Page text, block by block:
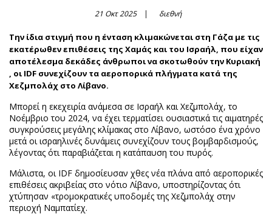
21 Οκτ 2025 διεθνή
Την ίδια στιγμή που η ένταση κλιμακώνεται στη Γάζα με τις
εκατέρωθεν επιθέσεις της Χαμάς και του Ισραήλ, που είχαν
αποτέλεσμα δεκάδες άνθρωποι να σκοτωθούν την Κυριακή
, οι IDF συνεχίζουν τα αεροπορικά πλήγματα κατά της
Χεζμπολάχ στο Λίβανο.
Μπορεί η εκεχειρία ανάμεσα σε Ισραήλ και Χεζμπολάχ, το
Νοέμβριο του 2024, να έχει τερματίσει ουσιαστικά τις αιματηρές
συγκρούσεις μεγάλης κλίμακας στο Λίβανο, ωστόσο ένα χρόνο
μετά οι ισραηλινές δυνάμεις συνεχίζουν τους βομβαρδισμούς,
λέγοντας ότι παραβιάζεται η κατάπαυση του πυρός.
Μάλιστα, οι IDF δημοσίευσαν χθες νέα πλάνα από αεροπορικές
επιθέσεις ακριβείας στο νότιο Λίβανο, υποστηρίζοντας ότι
χτύπησαν «τρομοκρατικές υποδομές της Χεζμπολάχ στην
περιοχή Ναμπατίεχ.